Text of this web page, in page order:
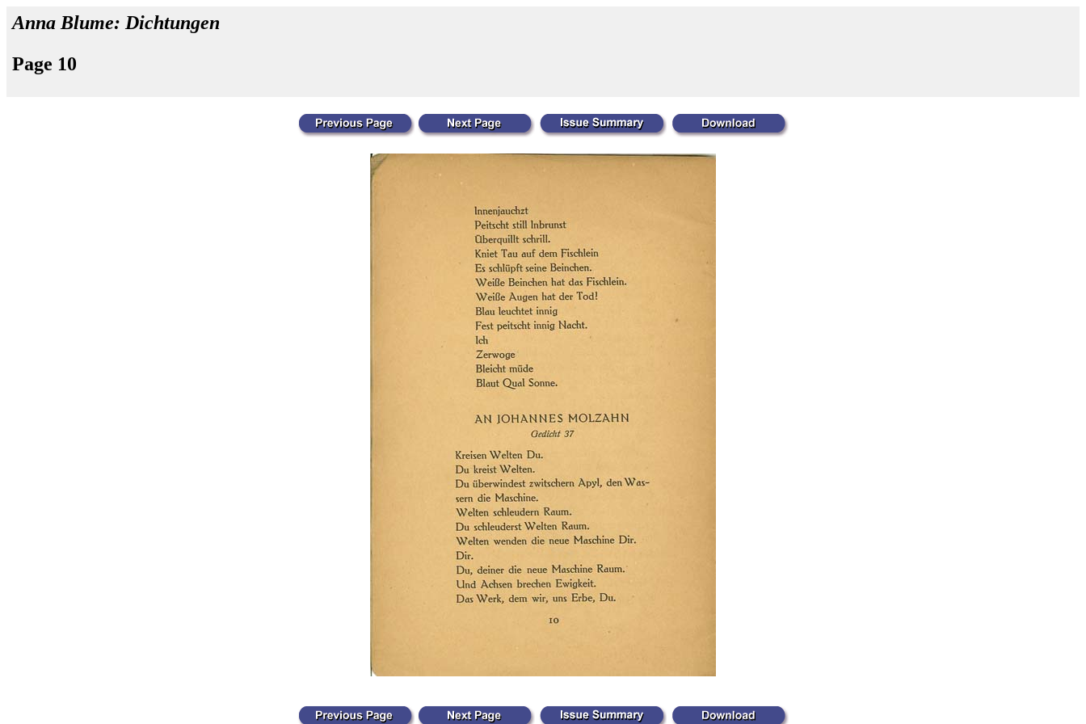
Anna Blume: Dichtungen
Page 10